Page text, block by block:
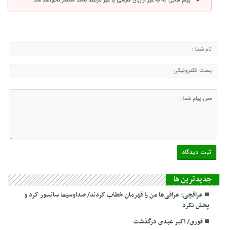
جديدترين ها
عراقچی: عراقی‌ها من را قهرمان خطاب کردند/ صداوسیما سانسور کرد و
پخش نکرد
فوری/ اکبر عبدی درگذشت